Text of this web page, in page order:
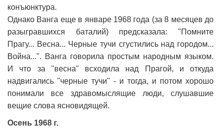
конъюнктура.
Однако Ванга еще в январе 1968 года (за 8 месяцев до
разыгравшихся баталий) предсказала: "Помните
Прагу... Весна... Черные тучи сгустились над городом...
Война...". Ванга говорила простым народным языком.
И что за "весна" всходила над Прагой, и откуда
надвигались "черные тучи" - и тогда, и потом хорошо
понимали все здравомыслящие люди, слушавшие
вещие слова ясновидящей.
Осень 1968 г.